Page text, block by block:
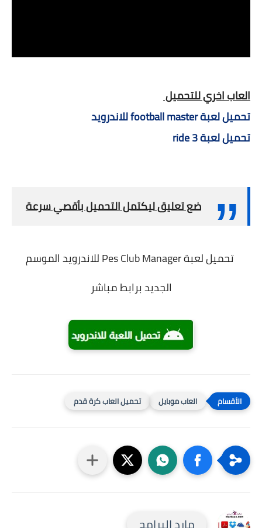
العاب اخري للتحميل
تحميل لعبة football master للاندرويد
تحميل لعبة ride 3
ضع تعليق ليكتمل التحميل بأقصي سرعة
تحميل لعبة Pes Club Manager للاندرويد الموسم
الجديد برابط مباشر
العاب موبايل تحميل العاب كرة قدم